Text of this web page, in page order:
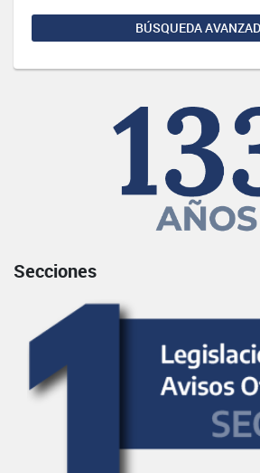
BÚSQUEDA
Secciones